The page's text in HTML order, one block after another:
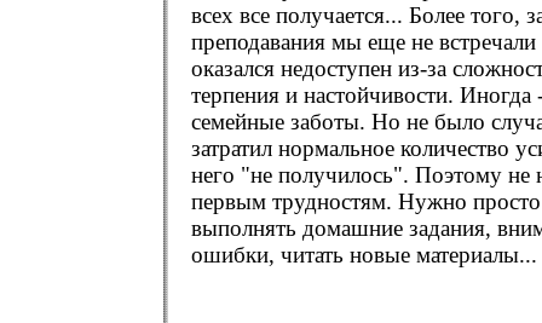
всех все получается... Более того,
преподавания мы еще не
оказался недоступен из-за
терпения и настойчивости.
семейные заботы. Но не было
затратил нормальное количество
него "не получилось". Поэтому не
первым трудностям. Нужно просто
выполнять домашние задания,
ошибки, читать новые материалы...